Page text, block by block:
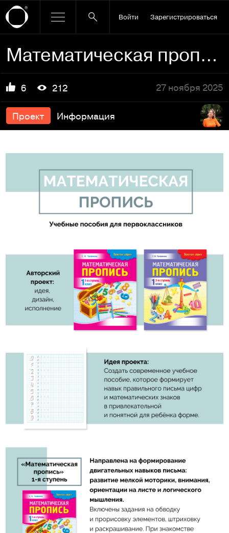
Войти Зарегистрироваться
Математическая пропись | Авторская разработка | Полиграфия
6 212 27 ноября 2025
Проект Информация